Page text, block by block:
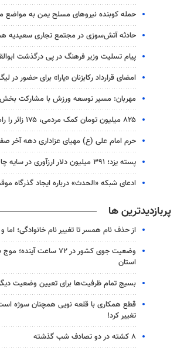
حمله کوبنده نیروهای مسلح یمن به مواضع
حادثه آتش‌سوزی در مجتمع تجاری سعیدیه
پیام تسلیت وزیر فرهنگ در پی درگذشت
امضای قرارداد رکابزنان «یارا» برای حضور در
مهربان: مسیر توسعه ورزش با مشارکت
۸۲۵ میلیون تومان کمک مردمی، ۱۷۵ زائر را راهی پیاده‌روی اربعین کرد
حرم امام علی (ع) مهیای عزاداری دهه آخر
پسته یزد؛ ۳۹۱ میلیون دلار ارزآوری در سایه چالش‌های صادراتی
ادعای شبکه «الحدث» درباره ایجاد گذرگاه
پربازدیدترین ها
از حذف نام همسر تا تغییر نام خانوادگی؛
استان
بسیج تمام ظرفیت‌ها برای تعیین وضعیت دیگر
قطع همکاری با قلعه نویی همچنان سوژه
تغییر کرد!
۸ کشته در دو تصادف شب گذشته